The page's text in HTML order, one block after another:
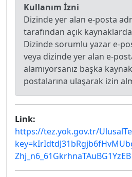
Kullanım İzni
Dizinde yer alan e-posta
tarafından açık
Dizinde sorumlu yazar e-
veya dizinde yer alan e-
alamıyorsanız başka
postalarına ulaşarak izin
Link:
https://tez.yok.gov.tr/
Zhj_n6_61GkrhnaTAuBG1YzEB